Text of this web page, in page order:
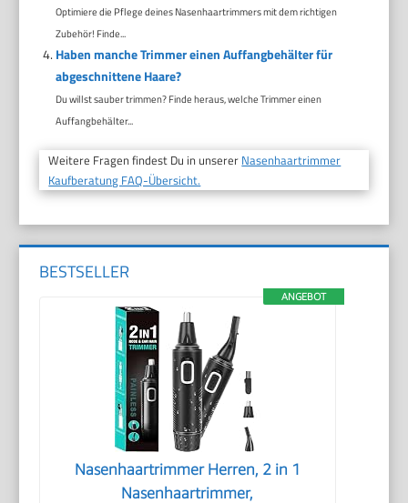
Optimiere die Pflege deines Nasenhaartrimmers mit dem richtigen
Zubehör! Finde...
Haben manche Trimmer einen Auffangbehälter für
abgeschnittene Haare?
Du willst sauber trimmen? Finde heraus, welche Trimmer einen
Auffangbehälter...
Weitere Fragen findest Du in unserer Nasenhaartrimmer
Kaufberatung FAQ-Übersicht.
BESTSELLER
ANGEBOT
Nasenhaartrimmer Herren, 2 in 1
Nasenhaartrimmer,